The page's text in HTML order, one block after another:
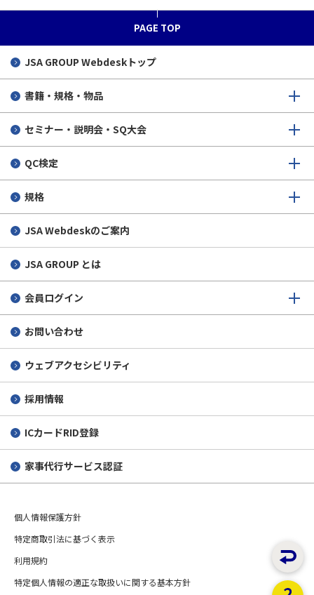
PAGE TOP
JSA GROUP Webdeskトップ
書籍・規格・物品
セミナー・説明会・SQ大会
QC検定
規格
JSA Webdeskのご案内
JSA GROUP とは
会員ログイン
お問い合わせ
ウェブアクセシビリティ
採用情報
ICカードRID登録
家事代行サービス認証
個人情報保護方針
特定商取引法に基づく表示
利用規約
特定個人情報の適正な取扱いに関する基本方針